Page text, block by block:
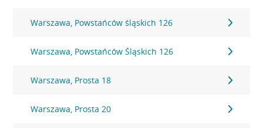
Warszawa, Powstańców śląskich 126
Warszawa, Powstańców Śląskich 126
Warszawa, Prosta 18
Warszawa, Prosta 20